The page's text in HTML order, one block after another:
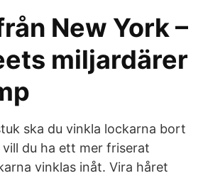
New York –
miljardärer
ska du vinkla lockarna bort
du ha ett mer friserat
vinklas inåt. Vira håret